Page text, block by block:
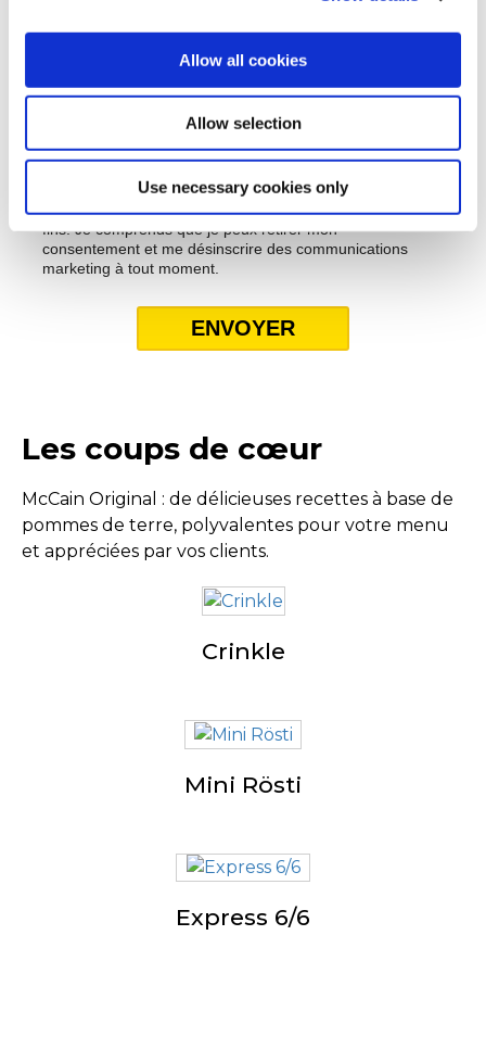
Allow all cookies
Allow selection
Use necessary cookies only
Les coups de cœur
McCain Original : de délicieuses recettes à base de
pommes de terre, polyvalentes pour votre menu
et appréciées par vos clients.
Crinkle
Mini Rösti
Express 6/6